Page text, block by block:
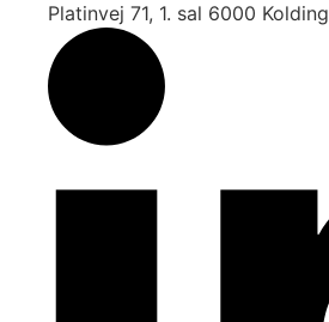
Platinvej 71, 1. sal 6000 Kolding